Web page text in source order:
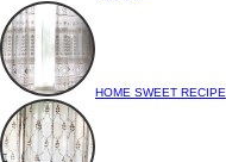
HOME SWEET RECIPE